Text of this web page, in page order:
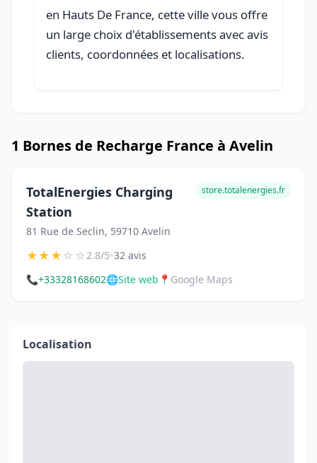
en Hauts De France, cette ville vous offre
un large choix d'établissements avec avis
clients, coordonnées et localisations.
1 Bornes de Recharge France à Avelin
TotalEnergies Charging
Station
81 Rue de Seclin, 59710 Avelin
store.totalenergies.fr
★★★☆☆2.8/5•32 avis
📞+33328168602🌐Site web 📍 Google Maps
Localisation